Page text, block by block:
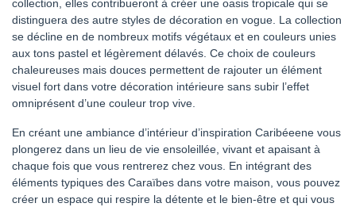
collection, elles contribueront à créer une oasis tropicale qui se
distinguera des autre styles de décoration en vogue. La collection
se décline en de nombreux motifs végétaux et en couleurs unies
aux tons pastel et légèrement délavés. Ce choix de couleurs
chaleureuses mais douces permettent de rajouter un élément
visuel fort dans votre décoration intérieure sans subir l’effet
omniprésent d’une couleur trop vive.
En créant une ambiance d’intérieur d’inspiration Caribéeene vous
plongerez dans un lieu de vie ensoleillée, vivant et apaisant à
chaque fois que vous rentrerez chez vous. En intégrant des
éléments typiques des Caraïbes dans votre maison, vous pouvez
créer un espace qui respire la détente et le bien-être et qui vous